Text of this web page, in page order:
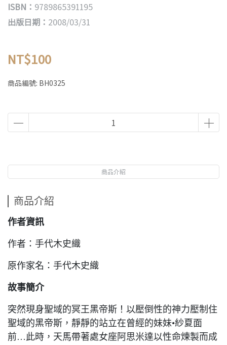
ISBN： 9789865391195
出版日期： 2008/03/31
NT$100
商品編號: BH0325
商品介紹
商品介紹
作者資訊
作者：手代木史織
原作家名：手代木史織
故事簡介
突然現身聖域的冥王黑帝斯！以壓倒性的神力壓制住
聖域的黑帝斯，靜靜的站立在曾經的妹妹•紗夏面
前…此時，天馬帶著處女座阿思米達以性命煉製而成